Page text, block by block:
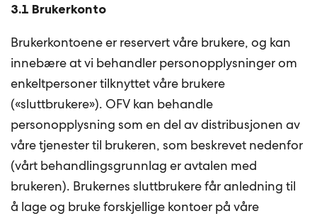
3.1 Brukerkonto
Brukerkontoene er reservert våre brukere, og kan
innebære at vi behandler personopplysninger om
enkeltpersoner tilknyttet våre brukere
(«sluttbrukere»). OFV kan behandle
personopplysning som en del av distribusjonen av
våre tjenester til brukeren, som beskrevet nedenfor
(vårt behandlingsgrunnlag er avtalen med
brukeren). Brukernes sluttbrukere får anledning til
å lage og bruke forskjellige kontoer på våre